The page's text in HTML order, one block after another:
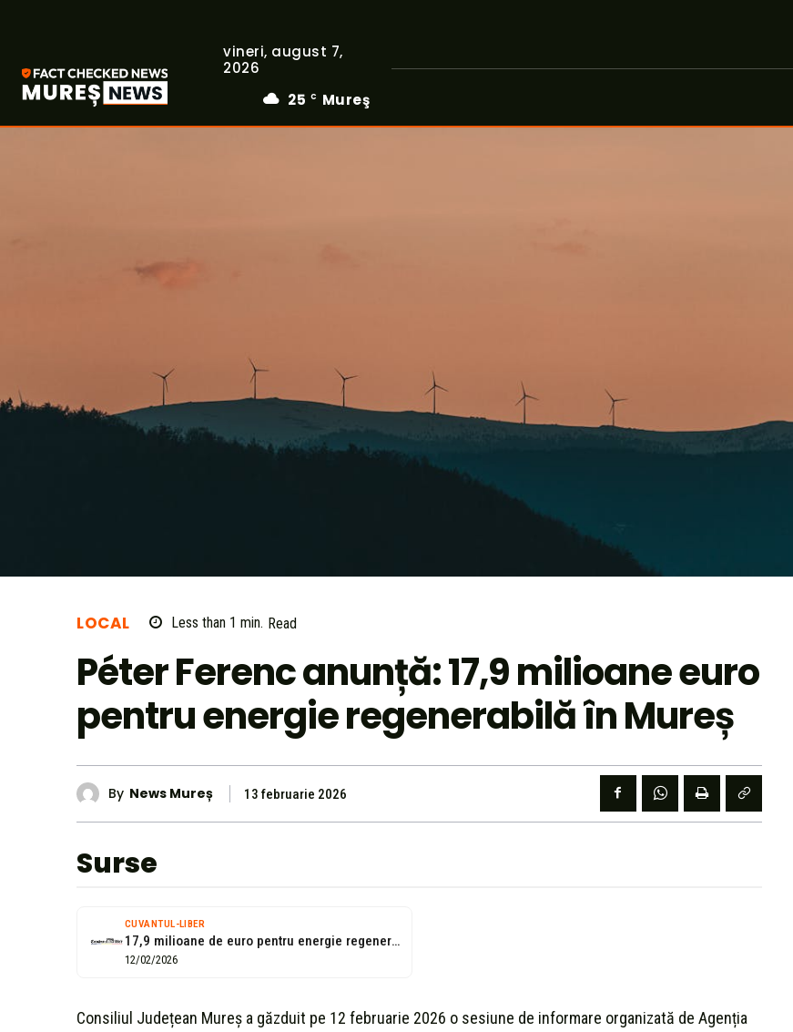
vineri, august 7,
2026
25 C Mureş
LOCAL Less than 1 min. Read
Péter Ferenc anunță: 17,9 milioane euro
pentru energie regenerabilă în Mureș
By News Mureș 13 februarie 2026
Surse
CUVANTUL-LIBER
17,9 milioane de euro pentru energie regenerabilă în Mureș
12/02/2026
Consiliul Județean Mureș a găzduit pe 12 februarie 2026 o sesiune de informare organizată de Agenția